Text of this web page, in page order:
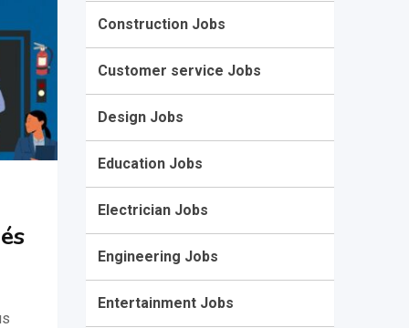
Construction Jobs
Customer service Jobs
Design Jobs
Education Jobs
Electrician Jobs
Engineering Jobs
Entertainment Jobs